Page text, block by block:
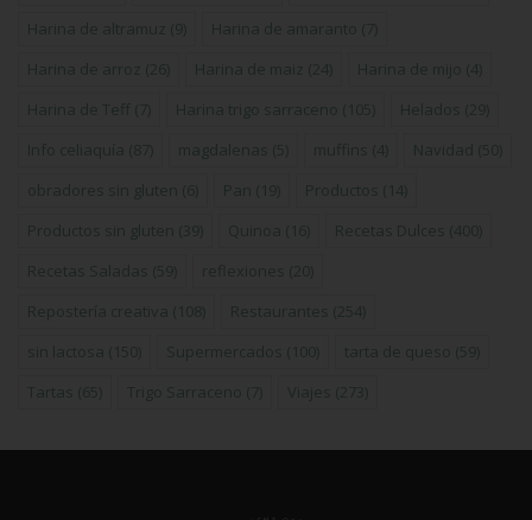
Harina de altramuz (9) Harina de amaranto (7)
Harina de arroz (26) Harina de maiz (24) Harina de mijo (4)
Harina de Teff (7) Harina trigo sarraceno (105) Helados (29)
Info celiaquía (87) magdalenas (5) muffins (4) Navidad (50)
obradores sin gluten (6) Pan (19) Productos (14)
Productos sin gluten (39) Quinoa (16) Recetas Dulces (400)
Recetas Saladas (59) reflexiones (20)
Repostería creativa (108) Restaurantes (254)
sin lactosa (150) Supermercados (100) tarta de queso (59)
Tartas (65) Trigo Sarraceno (7) Viajes (273)